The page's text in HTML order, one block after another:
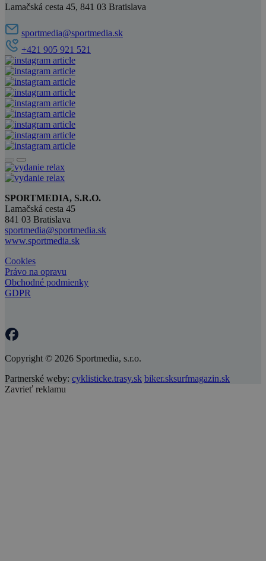
Lamačská cesta 45, 841 03 Bratislava
sportmedia@sportmedia.sk
+421 905 921 521
SPORTMEDIA, S.R.O.
Lamačská cesta 45
841 03 Bratislava
sportmedia@sportmedia.sk
www.sportmedia.sk
Cookies
Právo na opravu
Obchodné podmienky
GDPR
Copyright © 2026 Sportmedia, s.r.o.
Partnerské weby: cyklisticke.trasy.sk biker.sksurfmagazin.sk
Zavrieť reklamu